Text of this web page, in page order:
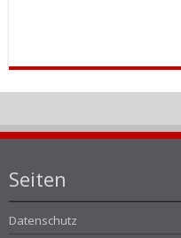
Seiten
Datenschutz